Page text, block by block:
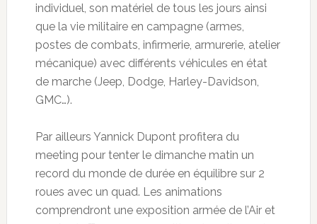
individuel, son matériel de tous les jours ainsi
que la vie militaire en campagne (armes,
postes de combats, infirmerie, armurerie, atelier
mécanique) avec différents véhicules en état
de marche (Jeep, Dodge, Harley-Davidson,
GMC…).
Par ailleurs Yannick Dupont profitera du
meeting pour tenter le dimanche matin un
record du monde de durée en équilibre sur 2
roues avec un quad. Les animations
comprendront une exposition armée de l’Air et